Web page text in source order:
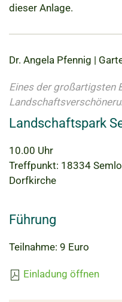
dieser Anlage.
Dr. Angela Pfennig |
Eines der großartigsten
Landschaftspark
10.00 Uhr
Treffpunkt: 18334
Dorfkirche
Führung
Teilnahme: 9 Euro
Einladung öffnen